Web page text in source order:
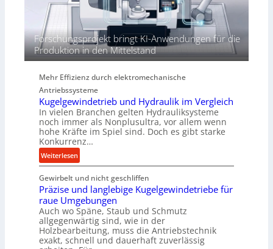
i
e
P
r
f
o
r
m
a
n
c
b
e
i
m
D
r
Forschungsprojekt bringt KI-Anwendungen für die
Produktion in den Mittelstand
Mehr Effizienz durch elektromechanische
Antriebssysteme
Kugelgewindetrieb und Hydraulik im Vergleich
In vielen Branchen gelten Hydrauliksysteme
noch immer als Nonplusultra, vor allem wenn
hohe Kräfte im Spiel sind. Doch es gibt starke
Konkurrenz…
Weiterlesen:
K
u
g
e
l
g
e
Gewirbelt und nicht geschliffen
Präzise und langlebige Kugelgewindetriebe für
raue Umgebungen
Auch wo Späne, Staub und Schmutz
allgegenwärtig sind, wie in der
Holzbearbeitung, muss die Antriebstechnik
exakt, schnell und dauerhaft zuverlässig